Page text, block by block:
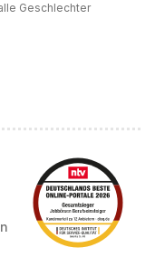
Geschlechter